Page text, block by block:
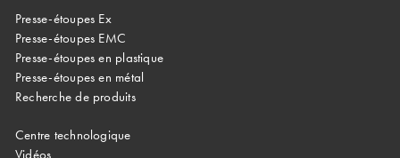
Presse-étoupes Ex
Presse-étoupes EMC
Presse-étoupes en plastique
Presse-étoupes en métal
Recherche de produits
Centre technologique
Vidéos